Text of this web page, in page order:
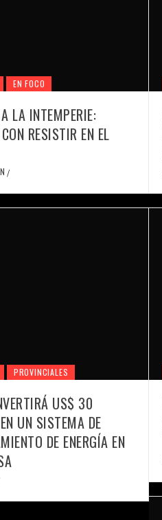
EN FOCO
LA INTEMPERIE:
RESISTIR EN EL
/
PROVINCIALES
US$ 30
UN SISTEMA DE
DE ENERGÍA EN